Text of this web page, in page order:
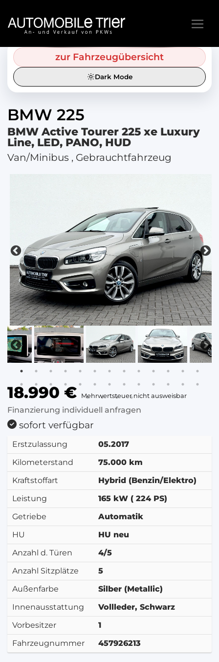
zur Fahrzeugübersicht
Dark Mode
BMW 225
BMW Active Tourer 225 xe Luxury
Line, LED, PANO, HUD
Van/Minibus , Gebrauchtfahrzeug
18.990 € Mehrwertsteuer nicht ausweisbar
Finanzierung individuell anfragen
sofort verfügbar
Erstzulassung
05.2017
Kilometerstand
75.000 km
Kraftstoffart
Hybrid (Benzin/Elektro)
Leistung
165 kW ( 224 PS)
Getriebe
Automatik
HU
HU neu
Anzahl d. Türen
4/5
Anzahl Sitzplätze
5
Außenfarbe
Silber (Metallic)
Innenausstattung
Vollleder, Schwarz
Vorbesitzer
1
Fahrzeugnummer
457926213